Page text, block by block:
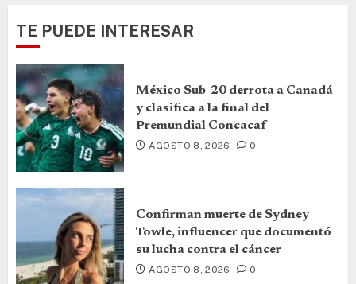
TE PUEDE INTERESAR
México Sub-20 derrota a Canadá
y clasifica a la final del
Premundial Concacaf
AGOSTO 8, 2026 0
Confirman muerte de Sydney
Towle, influencer que documentó
su lucha contra el cáncer
AGOSTO 8, 2026 0